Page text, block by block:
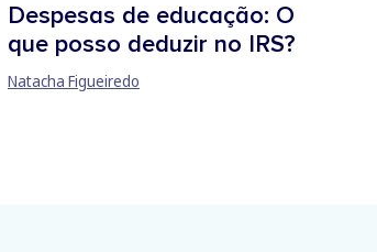
Despesas de educação: O
que posso deduzir no IRS?
Natacha Figueiredo